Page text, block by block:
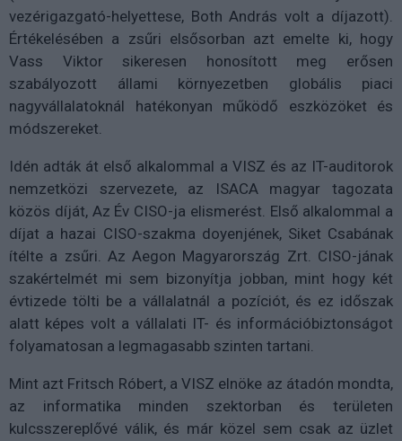
vezérigazgató-helyettese, Both András volt a díjazott).
Értékelésében a zsűri elsősorban azt emelte ki, hogy
Vass Viktor sikeresen honosított meg erősen
szabályozott állami környezetben globális piaci
nagyvállalatoknál hatékonyan működő eszközöket és
módszereket.
Idén adták át első alkalommal a VISZ és az IT-auditorok
nemzetközi szervezete, az ISACA magyar tagozata
közös díját, Az Év CISO-ja elismerést. Első alkalommal a
díjat a hazai CISO-szakma doyenjének, Siket Csabának
ítélte a zsűri. Az Aegon Magyarország Zrt. CISO-jának
szakértelmét mi sem bizonyítja jobban, mint hogy két
évtizede tölti be a vállalatnál a pozíciót, és ez időszak
alatt képes volt a vállalati IT- és információbiztonságot
folyamatosan a legmagasabb szinten tartani.
Mint azt Fritsch Róbert, a VISZ elnöke az átadón mondta,
az informatika minden szektorban és területen
kulcsszereplővé válik, és már közel sem csak az üzlet